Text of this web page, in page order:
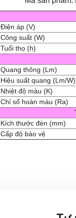
Điện áp (V)
Công suất (W)
Tuổi thọ (h)
Quang thông (Lm)
Hiệu suất quang (Lm/W)
Nhiệt độ màu (K)
Chỉ số hoàn màu (Ra)
Kích thước đèn (mm)
Cấp độ bảo vệ